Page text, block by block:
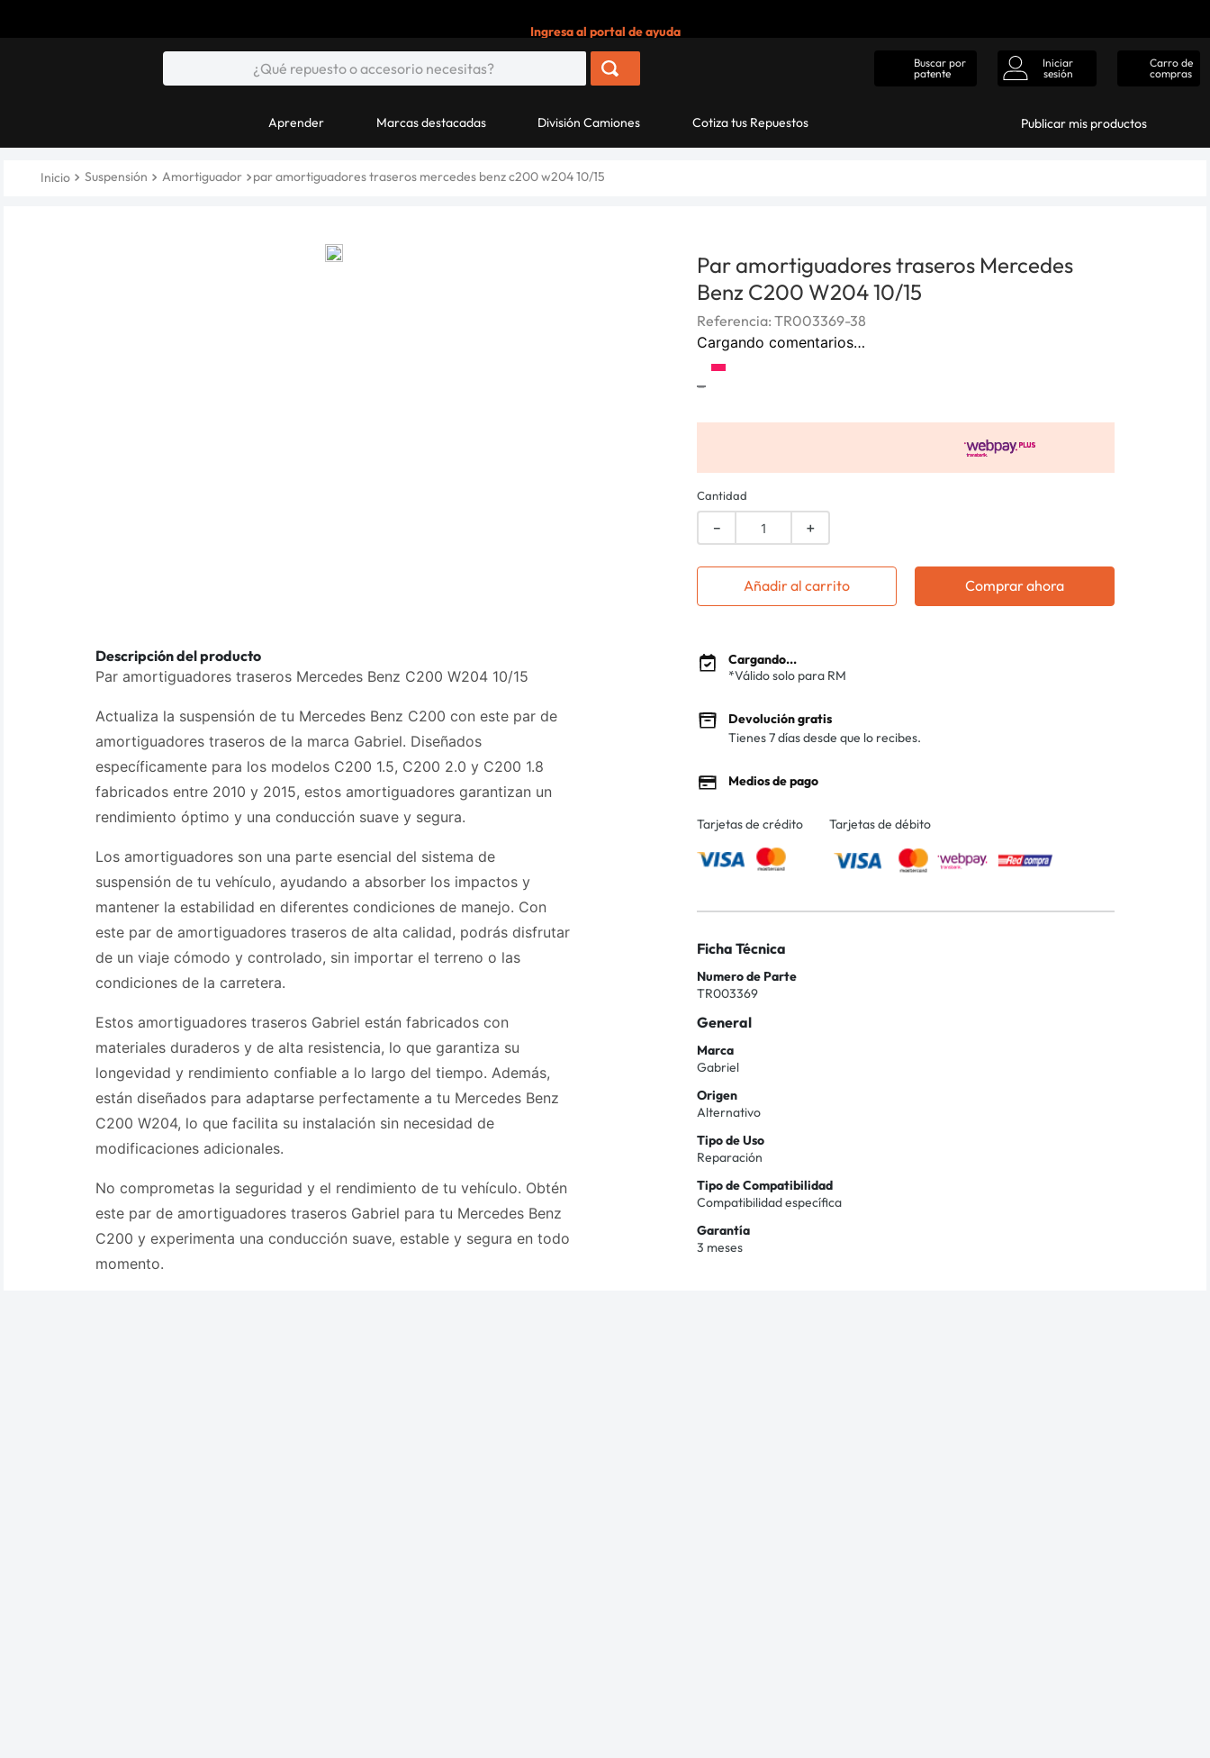
Ingresa al portal de ayuda
Buscar por
patente
Iniciar
sesión
Carro de
compras
Aprender Marcas destacadas División Camiones Cotiza tus Repuestos Publicar mis productos
Suspensión Amortiguador par amortiguadores traseros mercedes benz c200 w204 10/15
Descripción del producto
Par amortiguadores traseros Mercedes Benz C200 W204 10/15
Actualiza la suspensión de tu Mercedes Benz C200 con este par de
amortiguadores traseros de la marca Gabriel. Diseñados
específicamente para los modelos C200 1.5, C200 2.0 y C200 1.8
fabricados entre 2010 y 2015, estos amortiguadores garantizan un
rendimiento óptimo y una conducción suave y segura.
Los amortiguadores son una parte esencial del sistema de
suspensión de tu vehículo, ayudando a absorber los impactos y
mantener la estabilidad en diferentes condiciones de manejo. Con
este par de amortiguadores traseros de alta calidad, podrás disfrutar
de un viaje cómodo y controlado, sin importar el terreno o las
condiciones de la carretera.
Estos amortiguadores traseros Gabriel están fabricados con
materiales duraderos y de alta resistencia, lo que garantiza su
longevidad y rendimiento confiable a lo largo del tiempo. Además,
están diseñados para adaptarse perfectamente a tu Mercedes Benz
C200 W204, lo que facilita su instalación sin necesidad de
modificaciones adicionales.
No comprometas la seguridad y el rendimiento de tu vehículo. Obtén
este par de amortiguadores traseros Gabriel para tu Mercedes Benz
C200 y experimenta una conducción suave, estable y segura en todo
momento.
Par amortiguadores traseros Mercedes
Benz C200 W204 10/15
Referencia: TR003369-38
Cargando comentarios…
-
Cantidad
＋
－
Añadir al carrito Comprar ahora
Cargando...
*Válido solo para RM
Devolución gratis
Tienes 7 días desde que lo recibes.
Medios de pago
Tarjetas de crédito Tarjetas de débito
Ficha Técnica
Numero de Parte
TR003369
General
Marca
Gabriel
Origen
Alternativo
Tipo de Uso
Reparación
Tipo de Compatibilidad
Compatibilidad específica
Garantía
3 meses